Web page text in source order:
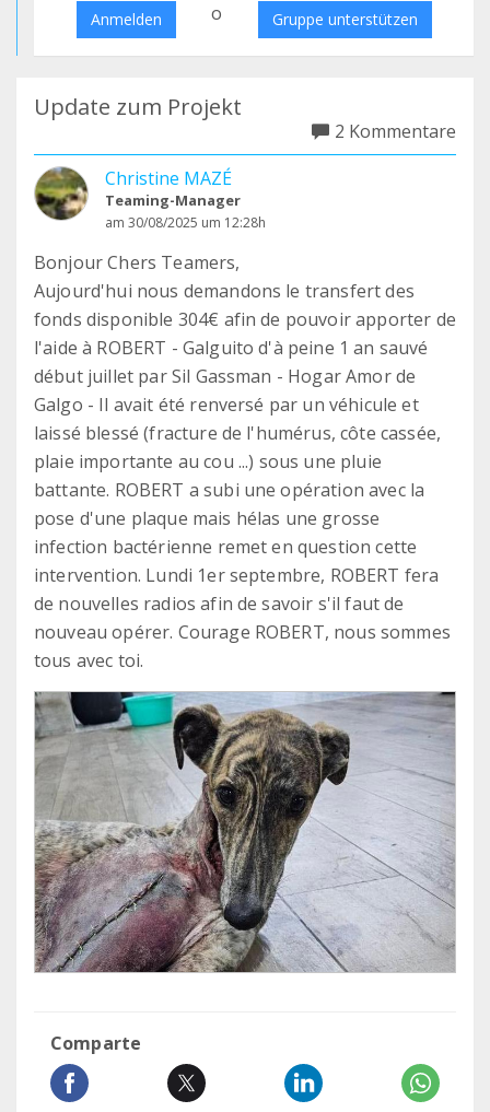
Anmelden o Gruppe unterstützen
Update zum Projekt
2 Kommentare
Christine MAZÉ
Teaming-Manager
am 30/08/2025 um 12:28h
Bonjour Chers Teamers,
Aujourd'hui nous demandons le transfert des
fonds disponible 304€ afin de pouvoir apporter de
l'aide à ROBERT - Galguito d'à peine 1 an sauvé
début juillet par Sil Gassman - Hogar Amor de
Galgo - Il avait été renversé par un véhicule et
laissé blessé (fracture de l'humérus, côte cassée,
plaie importante au cou ...) sous une pluie
battante. ROBERT a subi une opération avec la
pose d'une plaque mais hélas une grosse
infection bactérienne remet en question cette
intervention. Lundi 1er septembre, ROBERT fera
de nouvelles radios afin de savoir s'il faut de
nouveau opérer. Courage ROBERT, nous sommes
tous avec toi.
Comparte